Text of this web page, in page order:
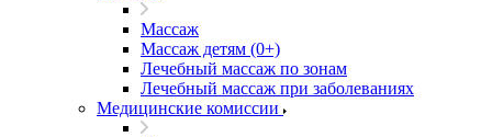
Массаж
Массаж детям (0+)
Лечебный массаж по зонам
Лечебный массаж при заболеваниях
Медицинские комиссии